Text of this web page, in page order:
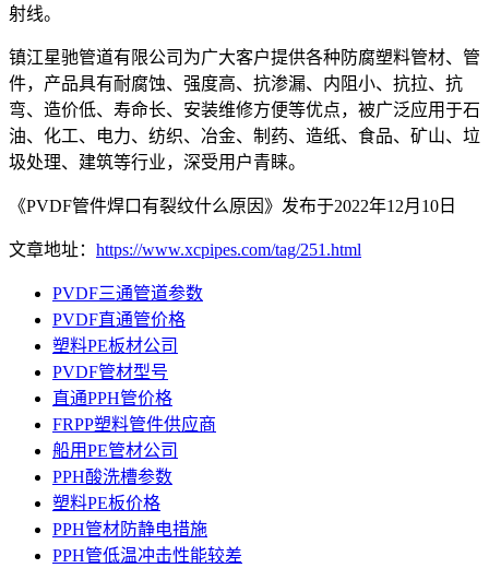
射线。
镇江星驰管道有限公司为广大客户提供各种防腐塑料管材、管
件，产品具有耐腐蚀、强度高、抗渗漏、内阻小、抗拉、抗
弯、造价低、寿命长、安装维修方便等优点，被广泛应用于石
油、化工、电力、纺织、冶金、制药、造纸、食品、矿山、垃
圾处理、建筑等行业，深受用户青睐。
《PVDF管件焊口有裂纹什么原因》发布于2022年12月10日
文章地址： https://www.xcpipes.com/tag/251.html
PVDF三通管道参数
PVDF直通管价格
塑料PE板材公司
PVDF管材型号
直通PPH管价格
FRPP塑料管件供应商
船用PE管材公司
PPH酸洗槽参数
塑料PE板价格
PPH管材防静电措施
PPH管低温冲击性能较差